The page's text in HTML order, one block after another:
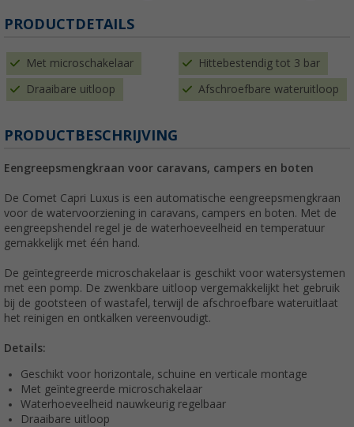
PRODUCTDETAILS
Met microschakelaar Hittebestendig tot 3 bar
Draaibare uitloop Afschroefbare wateruitloop
PRODUCTBESCHRIJVING
Eengreepsmengkraan voor caravans, campers en boten
De Comet Capri Luxus is een automatische eengreepsmengkraan
voor de watervoorziening in caravans, campers en boten. Met de
eengreepshendel regel je de waterhoeveelheid en temperatuur
gemakkelijk met één hand.
De geïntegreerde microschakelaar is geschikt voor watersystemen
met een pomp. De zwenkbare uitloop vergemakkelijkt het gebruik
bij de gootsteen of wastafel, terwijl de afschroefbare wateruitlaat
het reinigen en ontkalken vereenvoudigt.
Details:
Geschikt voor horizontale, schuine en verticale montage
Met geïntegreerde microschakelaar
Waterhoeveelheid nauwkeurig regelbaar
Draaibare uitloop